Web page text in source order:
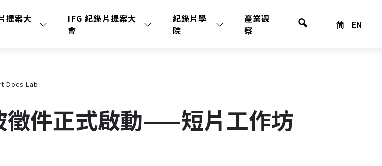
提案大
IFG 紀錄片提案大
會
紀錄片學
院
產業觀
察
全
简 EN
Docs Lab
徵件正式啟動——短片工作坊